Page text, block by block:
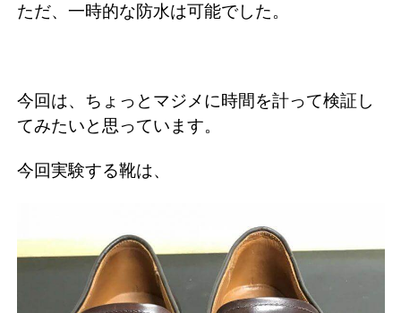
ただ、一時的な防水は可能でした。
今回は、ちょっとマジメに時間を計って検証し
てみたいと思っています。
今回実験する靴は、